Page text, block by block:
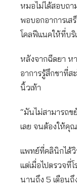
หมอไม่ได้สอบถา
พอบอกอาการเส
โคลฟีแนคให้ที่บริ
หลังจากฉีดยา ห
อาการรู้สึกชาที่ส
นิ้วเท้า
“มันไม่สามารถข
เลย จนต้องให้คุ
แพทย์ที่คลินิกได้
แต่เมื่อไปตรวจที่
นานถึง 5 เดือนถึ